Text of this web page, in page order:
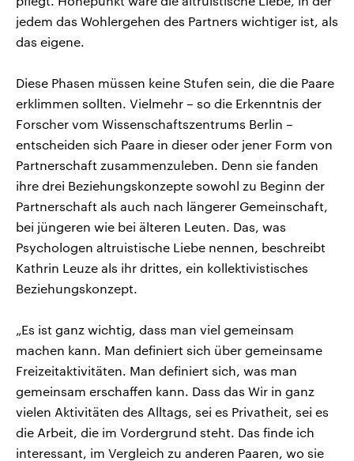
jedem das Wohlergehen des Partners wichtiger ist, als
das eigene.
Diese Phasen müssen keine Stufen sein, die die Paare
erklimmen sollten. Vielmehr – so die Erkenntnis der
Forscher vom Wissenschaftszentrums Berlin –
entscheiden sich Paare in dieser oder jener Form von
Partnerschaft zusammenzuleben. Denn sie fanden
ihre drei Beziehungskonzepte sowohl zu Beginn der
Partnerschaft als auch nach längerer Gemeinschaft,
bei jüngeren wie bei älteren Leuten. Das, was
Psychologen altruistische Liebe nennen, beschreibt
Kathrin Leuze als ihr drittes, ein kollektivistisches
Beziehungskonzept.
„Es ist ganz wichtig, dass man viel gemeinsam
machen kann. Man definiert sich über gemeinsame
Freizeitaktivitäten. Man definiert sich, was man
gemeinsam erschaffen kann. Dass das Wir in ganz
vielen Aktivitäten des Alltags, sei es Privatheit, sei es
die Arbeit, die im Vordergrund steht. Das finde ich
interessant, im Vergleich zu anderen Paaren, wo sie